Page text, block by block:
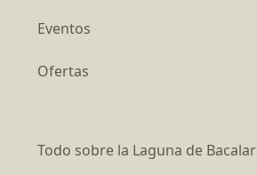
Eventos
Ofertas
Todo sobre la Laguna de Bacalar